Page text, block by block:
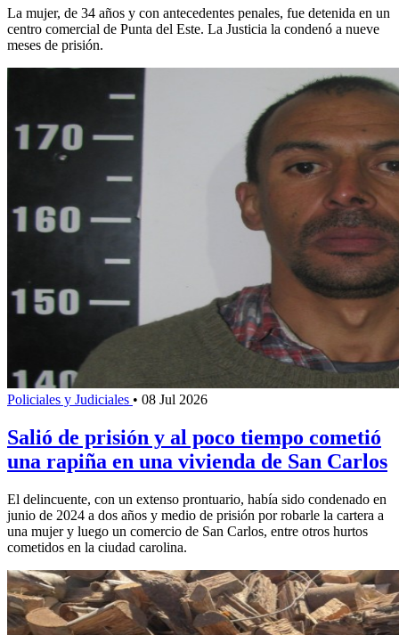
La mujer, de 34 años y con antecedentes penales, fue detenida en un
centro comercial de Punta del Este. La Justicia la condenó a nueve
meses de prisión.
Policiales y Judiciales • 08 Jul 2026
Salió de prisión y al poco tiempo cometió
una rapiña en una vivienda de San Carlos
El delincuente, con un extenso prontuario, había sido condenado en
junio de 2024 a dos años y medio de prisión por robarle la cartera a
una mujer y luego un comercio de San Carlos, entre otros hurtos
cometidos en la ciudad carolina.